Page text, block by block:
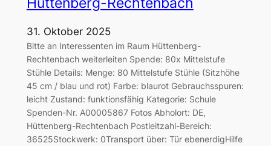
31. Oktober 2025
Bitte an Interessenten im Raum Hüttenberg-
Rechtenbach weiterleiten Spende: 80x Mittelstufe
Stühle Details: Menge: 80 Mittelstufe Stühle (Sitzhöhe
45 cm / blau und rot) Farbe: blaurot Gebrauchsspuren:
leicht Zustand: funktionsfähig Kategorie: Schule
Spenden-Nr. A00005867 Fotos Abholort: DE,
Hüttenberg-Rechtenbach Postleitzahl-Bereich:
36525Stockwerk: 0Transport über: Tür ebenerdigHilfe